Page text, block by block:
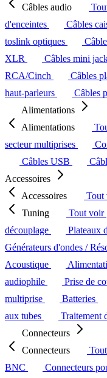
Câbles audio
d'enceintes
Câbles
toslink optiques
XLR
Câbles mini
RCA/Cinch
Câbles
haut-parleurs
Câbles
Alimentations
Alimentations
secteur multiprises
Câbles USB
Accessoires
Accessoires
Tout
Tuning
Tout voir
découplage
Plateaux
Générateurs d'ondes /
Acoustique
audiophile
Prise de
multiprise
Batteries
aux tubes
Traitement
Connecteurs
Connecteurs
BNC
Connecteurs